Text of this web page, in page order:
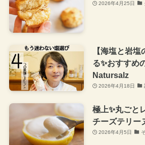
2026年4月25日
【海塩と岩
る✨おすすめ
Natursalz
2026年4月18日
極上✨丸ごと
チーズテリー
2026年4月5日